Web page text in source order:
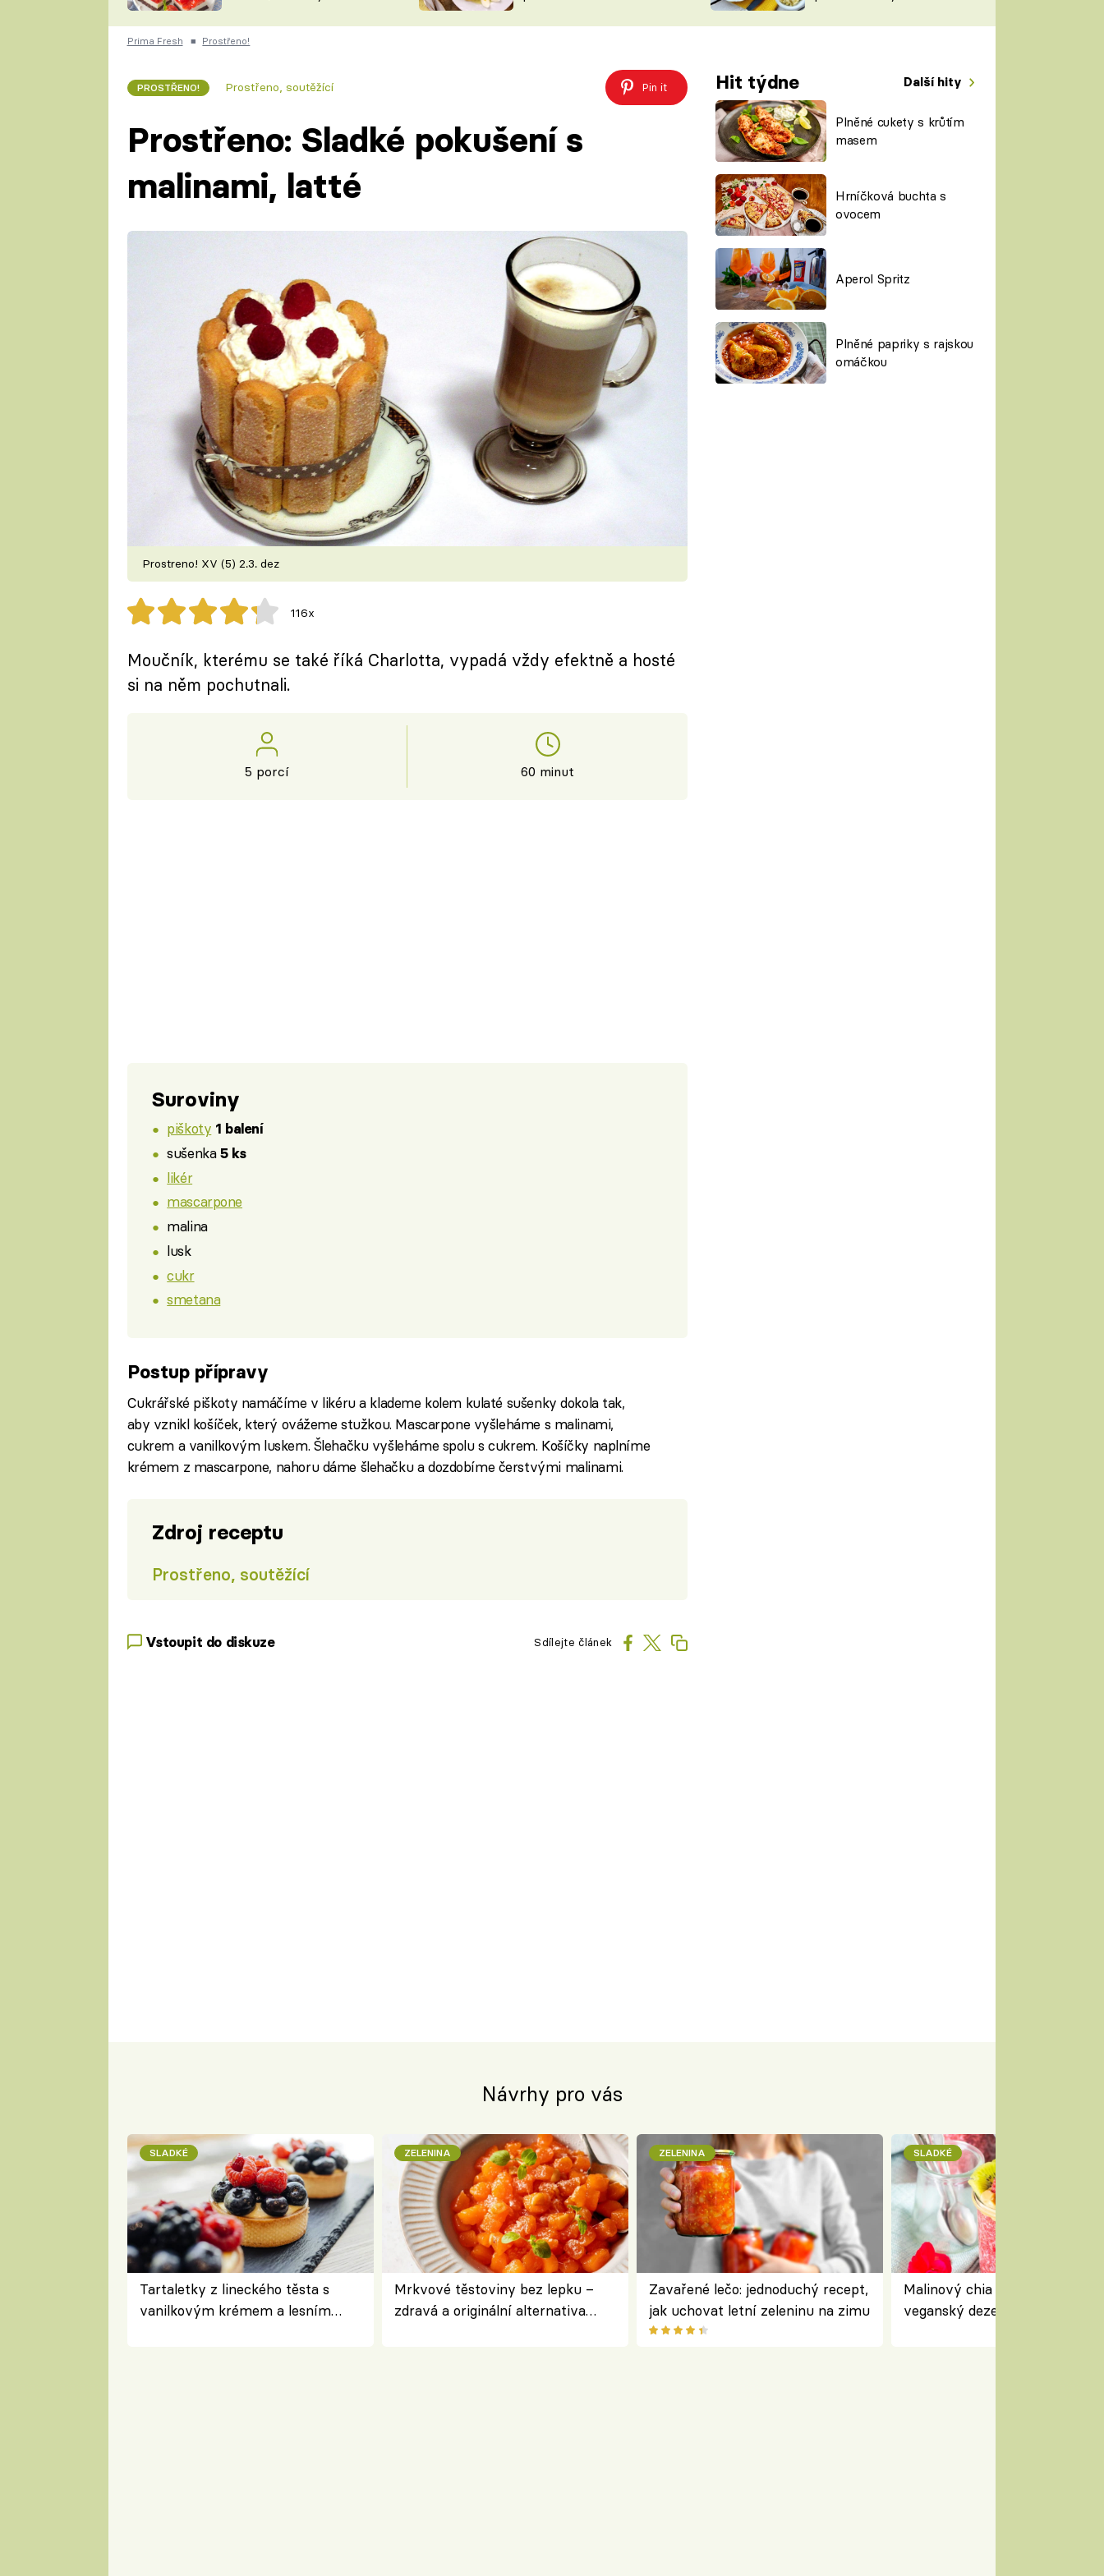
ČESKO NA TALÍŘI
KUCHAŘKA
VYCHYTÁVKY
ŠÉFREDAKTORKY
ČASOPIS
Prima Fresh ■ Prostřeno!
PROSTŘENO! Prostřeno, soutěžící Pin it Hit týdne Další hity
Plněné cukety s krůtím
masem
Hrníčková buchta s
ovocem
Aperol Spritz
Plněné papriky s rajskou
omáčkou
Prostřeno: Sladké pokušení s
malinami, latté
Prostreno! XV (5) 2.3. dez
116x
Moučník, kterému se také říká Charlotta, vypadá vždy efektně a hosté
si na něm pochutnali.
5 porcí 60 minut
Suroviny
piškoty 1 balení
sušenka 5 ks
likér
mascarpone
malina
lusk
cukr
smetana
Postup přípravy
Cukrářské piškoty namáčíme v likéru a klademe kolem kulaté sušenky dokola tak,
aby vznikl košíček, který ovážeme stužkou. Mascarpone vyšleháme s malinami,
cukrem a vanilkovým luskem. Šlehačku vyšleháme spolu s cukrem. Košíčky naplníme
krémem z mascarpone, nahoru dáme šlehačku a dozdobíme čerstvými malinami.
Zdroj receptu
Prostřeno, soutěžící
Vstoupit do diskuze Sdílejte článek
Návrhy pro vás
SLADKÉ
Tartaletky z lineckého těsta s
vanilkovým krémem a lesním
ZELENINA
Mrkvové těstoviny bez lepku –
zdravá a originální alternativa
ZELENINA
Zavařené lečo: jednoduchý recept,
jak uchovat letní zeleninu na zimu
SLADKÉ
Malinový chia pudink s
veganský dezert plný ovoce a